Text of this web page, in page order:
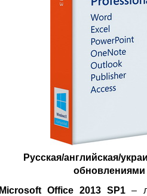
Русская/английская/
обновлениями
Microsoft Office 2013 SP1 –